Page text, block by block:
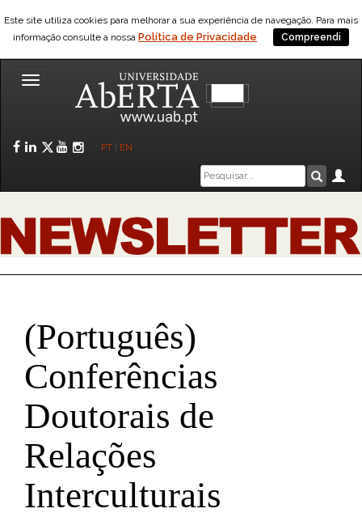
Este site utiliza cookies para melhorar a sua experiência de navegação. Para mais
informação consulte a nossa Política de Privacidade Compreendi
Toggle
Facebook
LinkedIn
Twitter
YouTube
Instagram
PT EN
Caixa
de
(Português)
Conferências
Doutorais de
Relações
Interculturais